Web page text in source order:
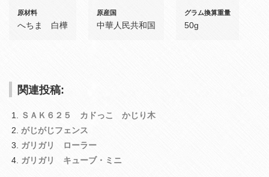
原材料
へちま 白樺
原産国
中華人民共和国
グラム換算重量
50g
関連投稿:
ＳＡＫ６２５ カドっこ かじり木
がじがじフェンス
ガリガリ ローラー
ガリガリ キューブ・ミニ